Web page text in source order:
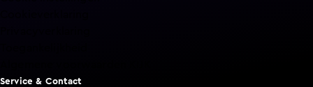
Service & Contact